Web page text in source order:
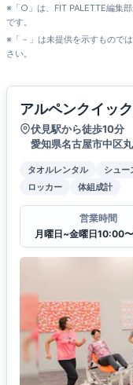
※「○」は、FIT PALETTE編集
です。
※「－」は未提供を示すもので
さい。
アルペンクイッ
伏見駅から徒歩10分
愛知県名古屋市中区
タオルレンタル シュー
ロッカー
体組成計
営業時間
月曜日~金曜日10:00